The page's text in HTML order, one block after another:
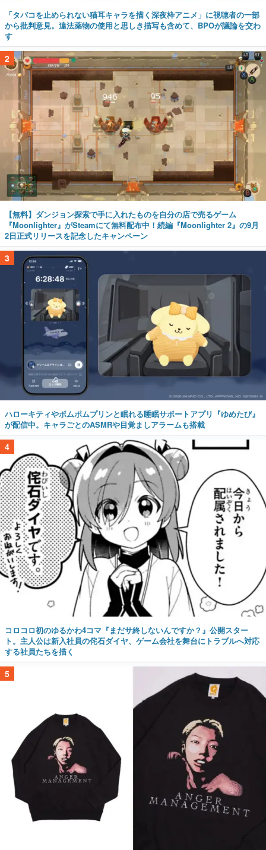
「タバコを止められない猫耳キャラを描く深夜枠アニメ」に視聴者の一部
から批判意見。違法薬物の使用と思しき描写も含めて、BPOが議論を交わ
す
2
【無料】ダンジョン探索で手に入れたものを自分の店で売るゲーム
『Moonlighter』がSteamにて無料配布中！続編『Moonlighter 2』の9月
2日正式リリースを記念したキャンペーン
3
ハローキティやポムポムプリンと眠れる睡眠サポートアプリ『ゆめたび』
が配信中。キャラごとのASMRや目覚ましアラームも搭載
4
コロコロ初のゆるかわ4コマ『まだサ終しないんですか？』公開スター
ト。主人公は新入社員の侘石ダイヤ、ゲーム会社を舞台にトラブルへ対応
する社員たちを描く
5